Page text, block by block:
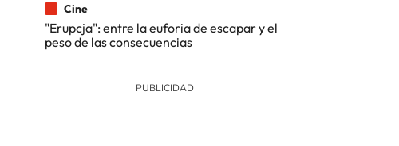
Cine
"Erupcja": entre la euforia de escapar y el
peso de las consecuencias